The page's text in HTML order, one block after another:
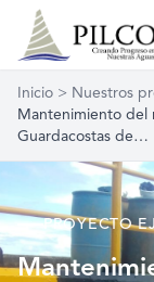
Inicio > Nuestros
Mantenimiento del
Guardacostas de…
PROYECTO